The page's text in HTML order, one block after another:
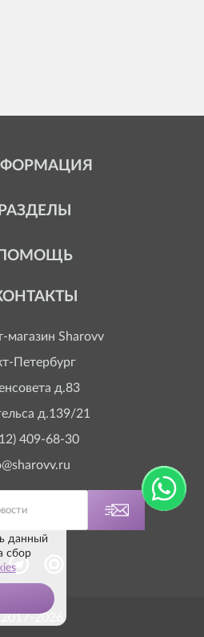
РАЗДЕЛЫ
ПОМОЩЬ
магазин Sharovv
Петербург
д.83
д.139/21
409-68-30
2026
данный
сбор